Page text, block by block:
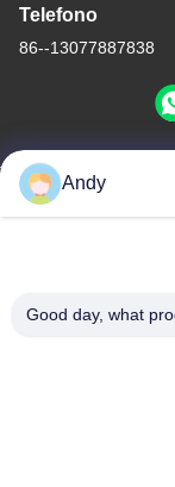
Telefono
86--13077887838
Buona qualità
Copyright -2026
Andy
Good day, what